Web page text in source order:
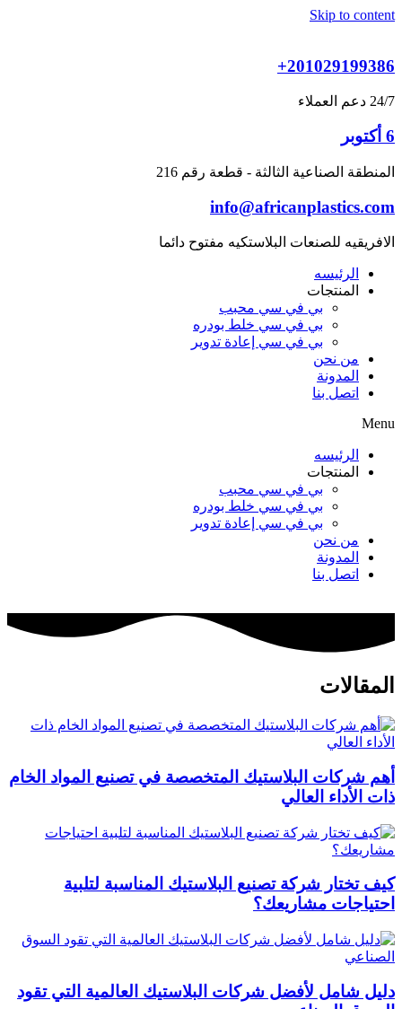
Skip to content
+201029199386
24/7 دعم العملاء
6 أكتوبر
المنطقة الصناعية الثالثة - قطعة رقم 216
info@africanplastics.com
الافريقيه للصنعات البلاستكيه مفتوح دائما
الرئيسه
المنتجات
بي في سي محبب
بي في سي خلط بودره
بي في سي إعادة تدوير
من نحن
المدونة
اتصل بنا
Menu
الرئيسه
المنتجات
بي في سي محبب
بي في سي خلط بودره
بي في سي إعادة تدوير
من نحن
المدونة
اتصل بنا
المقالات
أهم شركات البلاستيك المتخصصة في تصنيع المواد الخام
ذات الأداء العالي
كيف تختار شركة تصنيع البلاستيك المناسبة لتلبية
احتياجات مشاريعك؟
دليل شامل لأفضل شركات البلاستيك العالمية التي تقود